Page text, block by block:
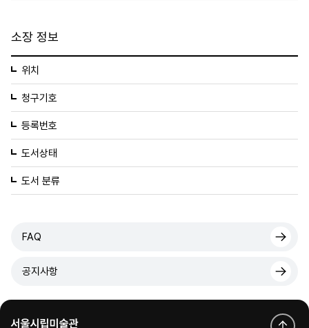
소장 정보
위치
청구기호
등록번호
도서상태
도서 분류
FAQ
공지사항